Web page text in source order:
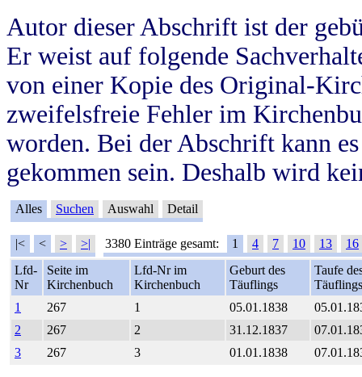
Autor dieser Abschrift ist der
Er weist auf folgende
von einer Kopie des Original-
zweifelsfreie Fehler im
worden. Bei der Abschrift kann
gekommen sein. Deshalb wird
Alles Suchen Auswahl Detail
|< < > >| 3380 Einträge gesamt: 1 4 7 10 13
16
Lfd-
Nr
Seite im
Kirchenbuch
Lfd-Nr im
Kirchenbuch
Geburt des
Täuflings
Taufe
Täuflings
1
267 1 05.01.1838
2
267 2 31.12.1837
3
267 3 01.01.1838